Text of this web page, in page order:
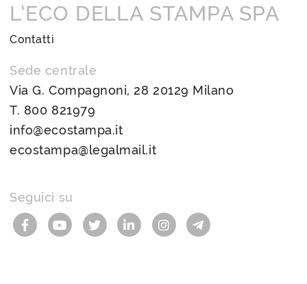
L’ECO DELLA STAMPA SPA
Contatti
Sede centrale
Via G. Compagnoni, 28 20129 Milano
T. 800 821979
info@ecostampa.it
ecostampa@legalmail.it
Seguici su